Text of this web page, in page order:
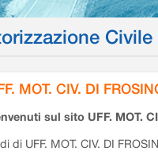
Civile
MOT. CIV. DI
sul sito UFF. MOT.
di UFF. MOT. CIV. DI